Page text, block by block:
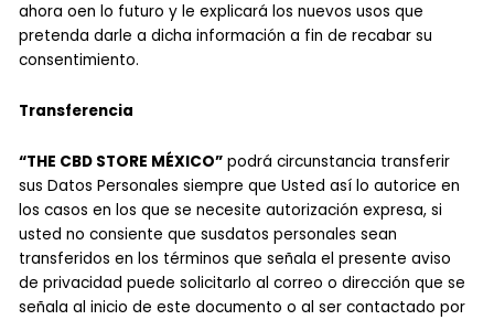
ahora oen lo futuro y le explicará los nuevos usos que
pretenda darle a dicha información a fin de recabar su
consentimiento.
Transferencia
“THE CBD STORE MÉXICO” podrá circunstancia transferir
sus Datos Personales siempre que Usted así lo autorice en
los casos en los que se necesite autorización expresa, si
usted no consiente que susdatos personales sean
transferidos en los términos que señala el presente aviso
de privacidad puede solicitarlo al correo o dirección que se
señala al inicio de este documento o al ser contactado por